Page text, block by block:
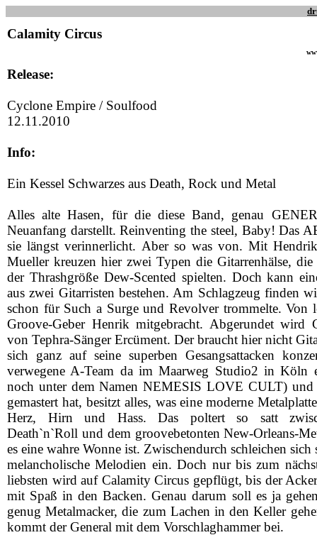
Calamity Circus
Release:
Cyclone Empire / Soulfood
12.11.2010
Info:
Ein Kessel Schwarzes aus Death, Rock und Metal
Alles alte Hasen, für die diese Band, genau
Neuanfang darstellt. Reinventing the steel, Baby! Das
sie längst verinnerlicht. Aber so was von. Mit
Mueller kreuzen hier zwei Typen die Gitarrenhälse,
der Thrashgröße Dew-Scented spielten. Doch kann
aus zwei Gitarristen bestehen. Am Schlagzeug finden
schon für Such a Surge und Revolver trommelte. Von
Groove-Geber Henrik mitgebracht. Abgerundet wird
von Tephra-Sänger Ercüment. Der braucht hier nicht
sich ganz auf seine superben Gesangsattacken
verwegene A-Team da im Maarweg Studio2 in Köln
noch unter dem Namen NEMESIS LOVE CULT) und
gemastert hat, besitzt alles, was eine moderne
Herz, Hirn und Hass. Das poltert so satt
Death`n`Roll und dem groovebetonten New-Orleans-
es eine wahre Wonne ist. Zwischendurch schleichen sich
melancholische Melodien ein. Doch nur bis zum
liebsten wird auf Calamity Circus gepflügt, bis der
mit Spaß in den Backen. Genau darum soll es ja
genug Metalmacker, die zum Lachen in den Keller
kommt der General mit dem Vorschlaghammer bei.